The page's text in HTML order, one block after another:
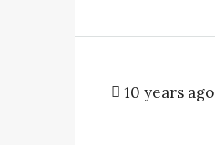
10 years ago